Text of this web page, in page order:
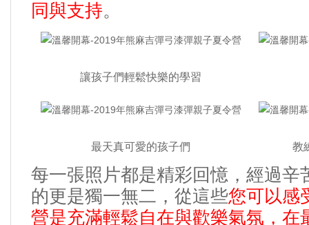
同與支持。
讓孩子們輕鬆快樂的學習
最天真可愛的孩子們 教
每一張照片都是精彩回憶 ，經過
的更是獨一無二， 從這些您可以感
營是充滿輕鬆自在與歡樂氣氛 ， 在